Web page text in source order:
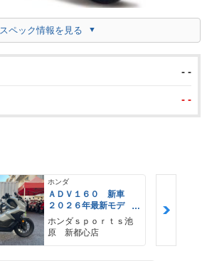
スペック情報を見る
- -
- -
ホンダ
ＡＤＶ１６０ 新車
２０２６年最新モデ
ル パールスモーキー
グレー スマートキ
ー ２９Ｌメットイ
ホンダｓｐｏｒｔｓ池
原 新都心店